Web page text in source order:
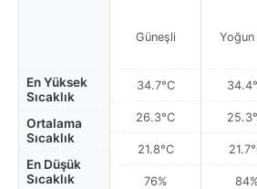
En Yüksek
Sıcaklık
Ortalama
Sıcaklık
En Düşük
Sıcaklık
Güneşli
34.7°C
26.3°C
21.8°C
76%
Yoğun